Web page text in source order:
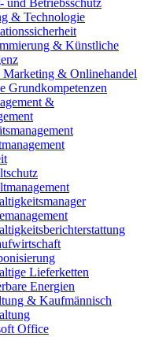
& Technologie
& Künstliche
Marketing & Onlinehandel
Grundkompetenzen
&
Lieferketten
Energien
& Kaufmännisch
Office